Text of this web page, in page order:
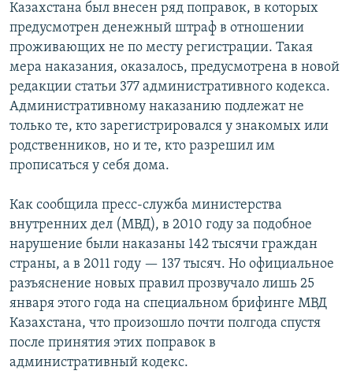
Казахстана был внесен ряд поправок, в которых
предусмотрен денежный штраф в отношении
проживающих не по месту регистрации. Такая
мера наказания, оказалось, предусмотрена в новой
редакции статьи 377 административного кодекса.
Административному наказанию подлежат не
только те, кто зарегистрировался у знакомых или
родственников, но и те, кто разрешил им
прописаться у себя дома.
Как сообщила пресс-служба министерства
внутренних дел (МВД), в 2010 году за подобное
нарушение были наказаны 142 тысячи граждан
страны, а в 2011 году — 137 тысяч. Но официальное
разъяснение новых правил прозвучало лишь 25
января этого года на специальном брифинге МВД
Казахстана, что произошло почти полгода спустя
после принятия этих поправок в
административный кодекс.